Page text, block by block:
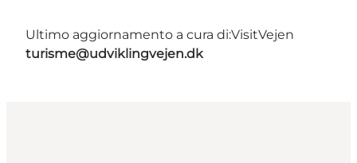
Ultimo aggiornamento a cura di:VisitVejen
turisme@udviklingvejen.dk